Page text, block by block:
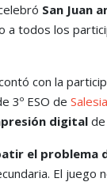
San Juan
a todos los
con la
3º ESO de
digitalde
el problema
El